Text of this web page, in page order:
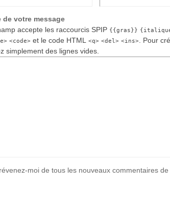
de votre message
accepte les raccourcis SPIP {{gras}}
<code> et le code HTML<q> <del> <ins>
. Pour
simplement des lignes vides.
moi de tous les nouveaux commentaires